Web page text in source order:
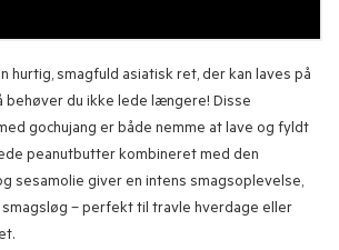
hurtig, smagfuld asiatisk ret, der kan laves på
behøver du ikke lede længere! Disse
gochujang er både nemme at lave og fyldt
peanutbutter kombineret med den
sesamolie giver en intens smagsoplevelse,
– perfekt til travle hverdage eller